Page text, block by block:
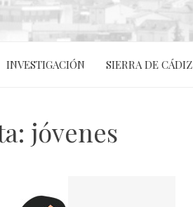
INVESTIGACIÓN SIERRA DE CÁDIZ
jóvenes